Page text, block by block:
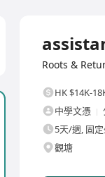
Roots &
HK $14K-
中學文憑
5天/週, 固
觀塘